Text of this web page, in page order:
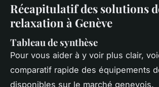
Récapitulatif des solutions
relaxation à Genève
Tableau de synthèse
Pour vous aider à y voir plus clair,
comparatif rapide des équipements
disponibles sur le marché genevois.